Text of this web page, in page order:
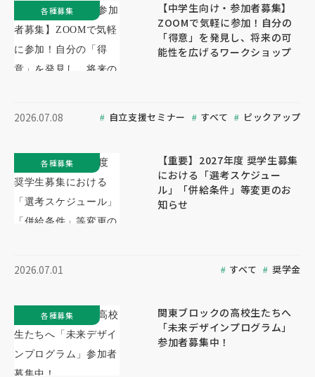
【中学生向け・参加者募集】
ZOOMで気軽に参加！自分の
「得意」を発見し、将来の可
能性を広げるワークショップ
2026.07.08 自立支援セミナー すべて ピックアップ
各種募集
【重要】2027年度 奨学生募集
における「選考スケジュー
ル」「併給条件」等変更のお
知らせ
2026.07.01 すべて 奨学金
各種募集
関東ブロックの高校生たちへ
「未来デザインプログラム」
参加者募集中！
各種募集